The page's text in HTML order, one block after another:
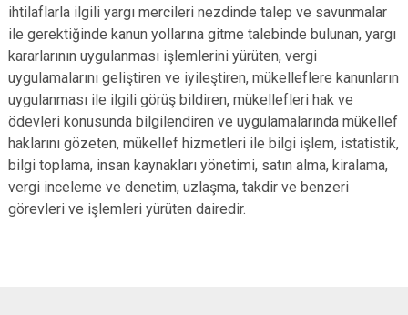
ihtilaflarla ilgili yargı mercileri nezdinde talep ve savunmalar
ile gerektiğinde kanun yollarına gitme talebinde bulunan, yargı
kararlarının uygulanması işlemlerini yürüten, vergi
uygulamalarını geliştiren ve iyileştiren, mükelleflere kanunların
uygulanması ile ilgili görüş bildiren, mükellefleri hak ve
ödevleri konusunda bilgilendiren ve uygulamalarında mükellef
haklarını gözeten, mükellef hizmetleri ile bilgi işlem, istatistik,
bilgi toplama, insan kaynakları yönetimi, satın alma, kiralama,
vergi inceleme ve denetim, uzlaşma, takdir ve benzeri
görevleri ve işlemleri yürüten dairedir.